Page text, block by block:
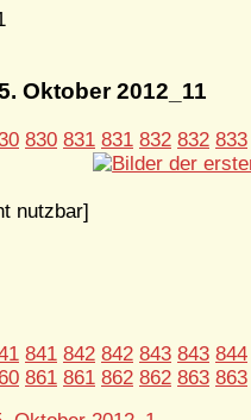
Oktober 2012_11
830 831 831 832 832 833
nutzbar]
841 842 842 843 843 844
861 861 862 862 863 863